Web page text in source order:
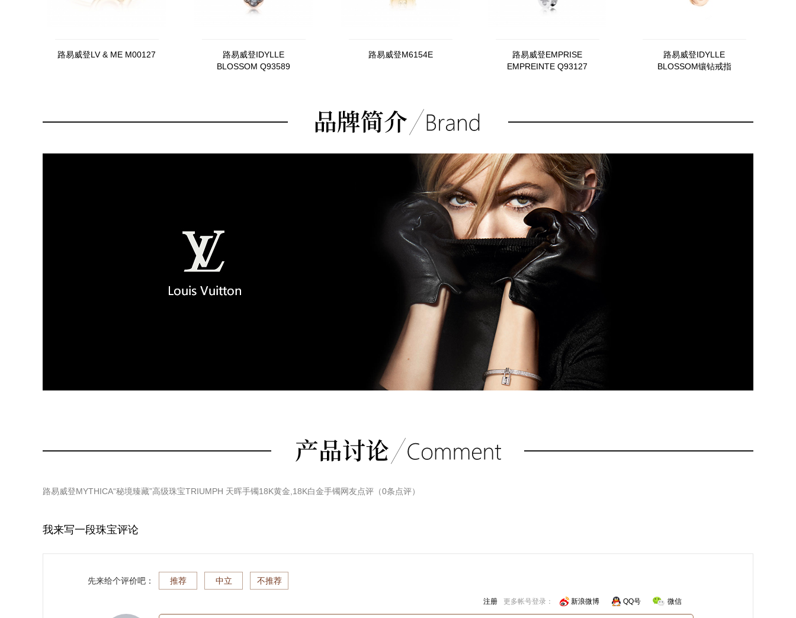
路易威登LV & ME M00127
路易威登IDYLLE
BLOSSOM Q93589
路易威登M6154E
路易威登EMPRISE
EMPREINTE Q93127
路易威登IDYLLE
BLOSSOM镶钻戒指
路易威登MYTHICA“秘境臻藏”高级珠宝TRIUMPH 天晖手镯18K黄金,18K白金手镯网友点评（0条点评）
我来写一段珠宝评论
先来给个评价吧： 推荐 中立 不推荐
注册 更多帐号登录： 新浪微博 QQ号 微信